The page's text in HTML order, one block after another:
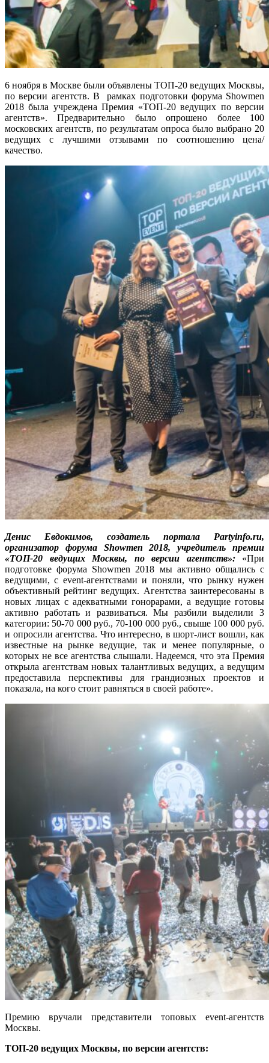
6 ноября в Москве были объявлены ТОП-20 ведущих Москвы,
по версии агентств. В рамках подготовки форума Showmen
2018 была учреждена Премия «ТОП-20 ведущих по версии
агентств». Предварительно было опрошено более 100
московских агентств, по результатам опроса было выбрано 20
ведущих с лучшими отзывами по соотношению цена/
качество.
Денис Евдокимов, создатель портала Partyinfo.ru,
организатор форума Showmen 2018, учредитель премии
«ТОП-20 ведущих Москвы, по версии агентств»: «При
подготовке форума Showmen 2018 мы активно общались с
ведущими, с event-агентствами и поняли, что рынку нужен
объективный рейтинг ведущих. Агентства заинтересованы в
новых лицах с адекватными гонорарами, а ведущие готовы
активно работать и развиваться. Мы разбили выделили 3
категории: 50-70 000 руб., 70-100 000 руб., свыше 100 000 руб.
и опросили агентства. Что интересно, в шорт-лист вошли, как
известные на рынке ведущие, так и менее популярные, о
которых не все агентства слышали. Надеемся, что эта Премия
открыла агентствам новых талантливых ведущих, а ведущим
предоставила перспективы для грандиозных проектов и
показала, на кого стоит равняться в своей работе».
Премию вручали представители топовых event-агентств
Москвы.
ТОП-20 ведущих Москвы, по версии агентств: